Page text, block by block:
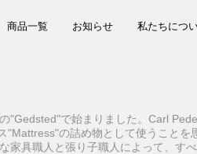
商品一覧 お知らせ 私たちにつ
"Gedsted"で始まりました。Carl
"Mattress"の詰め物として使うこと
家具職人と張り子職人によって、